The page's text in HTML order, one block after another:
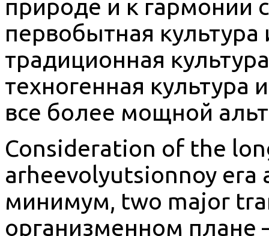
природе и к гармонии
первобытная
традиционная
техногенная культура
все более мощной
Consideration of the
arheevolyutsionnoy era
минимум, two major
организменном плане